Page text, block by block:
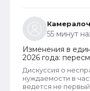
критерию
критерию, их
превышать
члена семьи. И
рубль превысит
пособии
несправедливо.
55 минут
Изменения в
2026 года:
новый порядок
пребывания
Дискуссия о
нуждаемости в
ведется не